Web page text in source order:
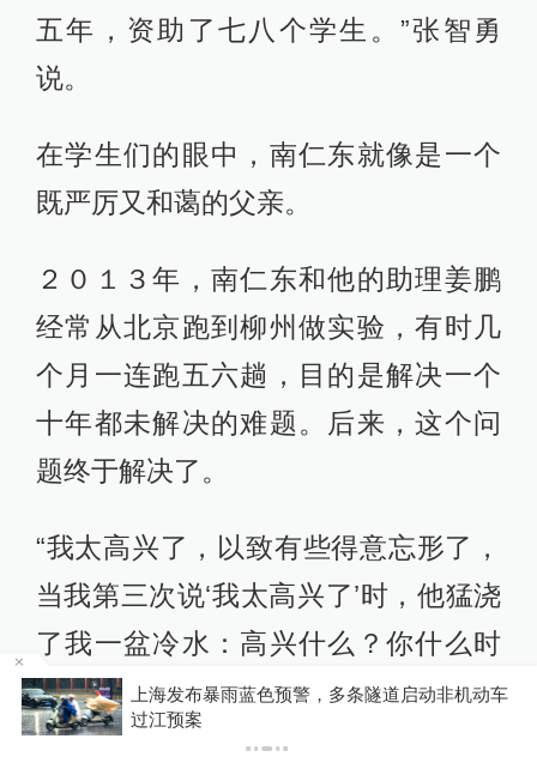
五年，资助了七八个学生。”张智勇
说。
在学生们的眼中，南仁东就像是一个
既严厉又和蔼的父亲。
２０１３年，南仁东和他的助理姜鹏
经常从北京跑到柳州做实验，有时几
个月一连跑五六趟，目的是解决一个
十年都未解决的难题。后来，这个问
题终于解决了。
“我太高兴了，以致有些得意忘形了，
当我第三次说‘我太高兴了’时，他猛浇
了我一盆冷水：高兴什么？你什么时
候看到我开心过？我评上研究员也才
高兴了两分钟。实际上，他是告诉
上海发布暴雨蓝色预警，多条隧道启动非机动车
过江预案